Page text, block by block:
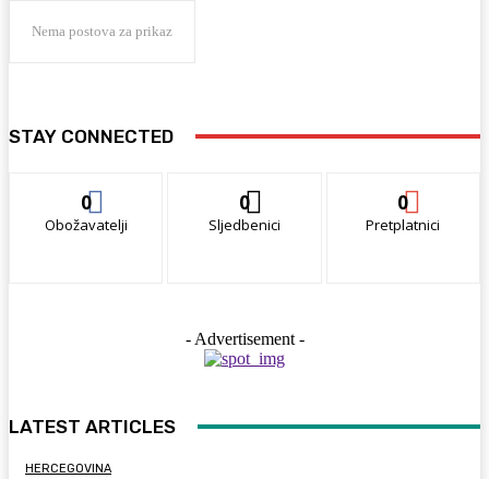
Nema postova za prikaz
STAY CONNECTED
0
Obožavatelji
0
Sljedbenici
0
Pretplatnici
- Advertisement -
LATEST ARTICLES
HERCEGOVINA